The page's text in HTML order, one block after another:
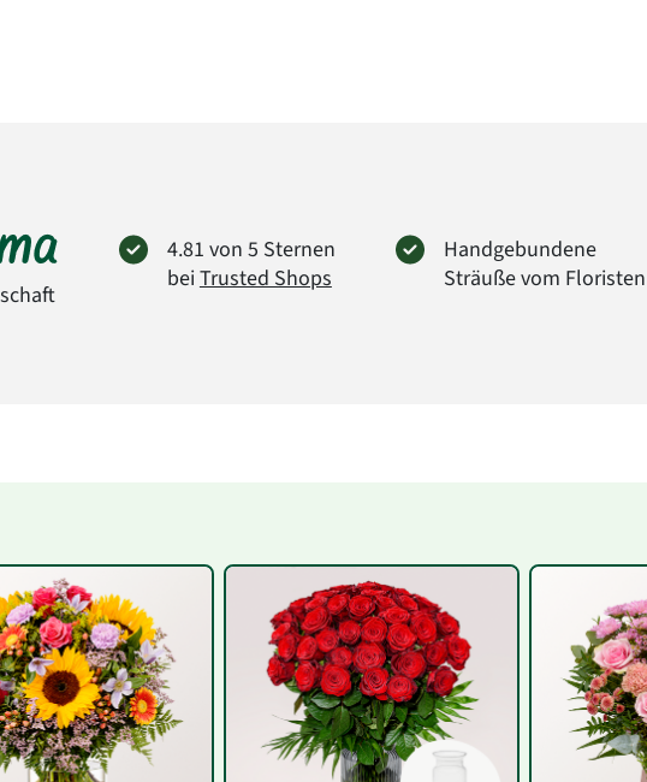
4.81 von 5 Sternen
bei Trusted Shops
Handgebundene
Sträuße vom Floristen